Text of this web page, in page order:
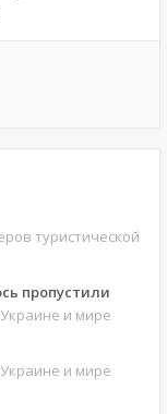
туристической
пропустили
и мире
и мире